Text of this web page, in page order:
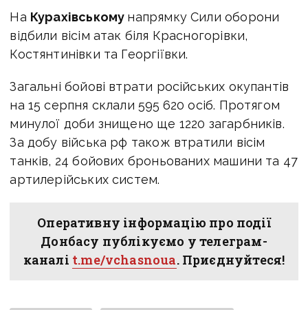
На Курахівському напрямку Сили оборони
відбили вісім атак біля Красногорівки,
Костянтинівки та Георгіївки.
Загальні бойові втрати російських окупантів
на 15 серпня склали 595 620 осіб. Протягом
минулої доби знищено ще 1220 загарбників.
За добу війська рф також втратили вісім
танків, 24 бойових броньованих машини та 47
артилерійських систем.
Оперативну інформацію про події
Донбасу публікуємо у телеграм-
каналі t.me/vchasnoua. Приєднуйтеся!